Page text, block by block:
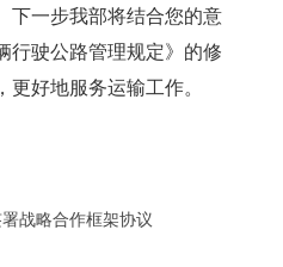
下一步我部将结合您的意
行驶公路管理规定》的修
好地服务运输工作。
战略合作框架协议